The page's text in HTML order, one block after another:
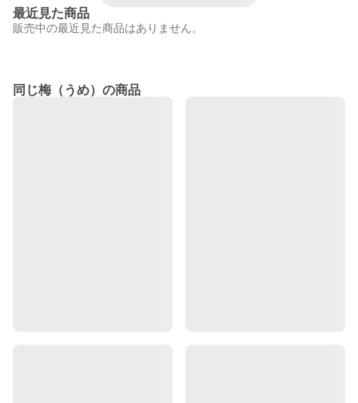
最近見た商品
販売中の最近見た商品はありません。
同じ梅（うめ）の商品